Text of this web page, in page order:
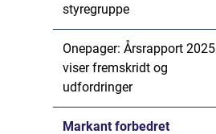
styregruppe
Onepager: Årsrapport 2025
viser fremskridt og
udfordringer
Markant forbedret